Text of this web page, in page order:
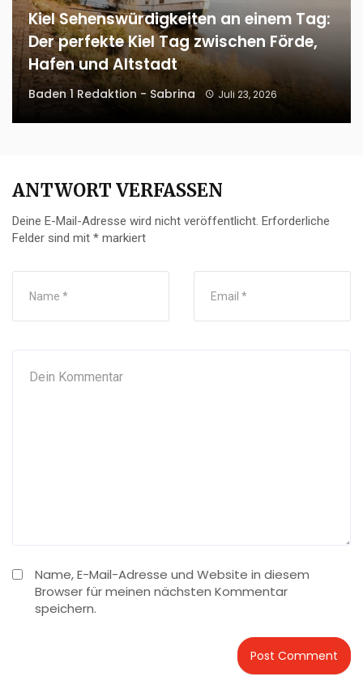
Kiel Sehenswürdigkeiten an einem Tag:
Der perfekte Kiel Tag zwischen Förde,
Hafen und Altstadt
Baden 1 Redaktion - Sabrina Juli 23, 2026
ANTWORT VERFASSEN
Deine E-Mail-Adresse wird nicht veröffentlicht. Erforderliche
Felder sind mit * markiert
Name, E-Mail-Adresse und Website in diesem
Browser für meinen nächsten Kommentar
speichern.